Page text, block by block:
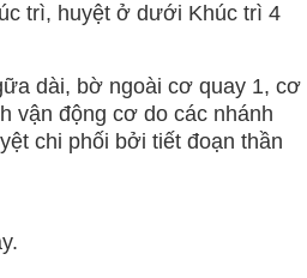
trì, huyệt ở dưới Khúc trì 4
dài, bờ ngoài cơ quay 1, cơ
vận động cơ do các nhánh
chi phối bởi tiết đoạn thần